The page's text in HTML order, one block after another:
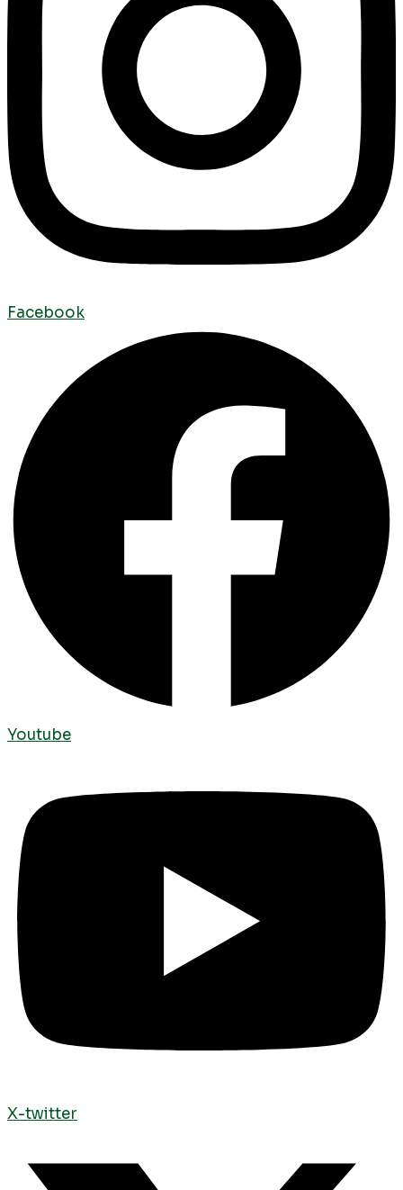
Facebook
Youtube
X-twitter